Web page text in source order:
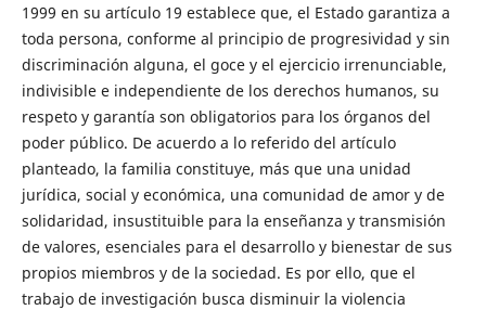
1999 en su artículo 19 establece que, el Estado garantiza a
toda persona, conforme al principio de progresividad y sin
discriminación alguna, el goce y el ejercicio irrenunciable,
indivisible e independiente de los derechos humanos, su
respeto y garantía son obligatorios para los órganos del
poder público. De acuerdo a lo referido del artículo
planteado, la familia constituye, más que una unidad
jurídica, social y económica, una comunidad de amor y de
solidaridad, insustituible para la enseñanza y transmisión
de valores, esenciales para el desarrollo y bienestar de sus
propios miembros y de la sociedad. Es por ello, que el
trabajo de investigación busca disminuir la violencia